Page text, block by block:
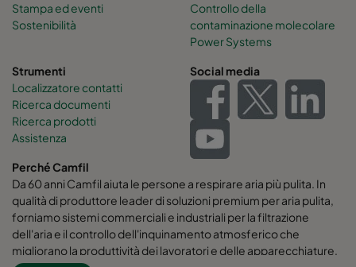
Stampa ed eventi
Sostenibilità
Controllo della
contaminazione molecolare
Power Systems
Strumenti
Localizzatore contatti
Ricerca documenti
Ricerca prodotti
Assistenza
Social media
Perché Camfil
Da 60 anni Camfil aiuta le persone a respirare aria più pulita. In
qualità di produttore leader di soluzioni premium per aria pulita,
forniamo sistemi commerciali e industriali per la filtrazione
dell'aria e il controllo dell'inquinamento atmosferico che
migliorano la produttività dei lavoratori e delle apparecchiature,